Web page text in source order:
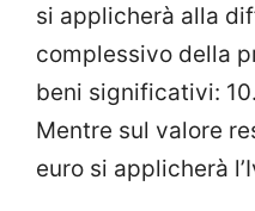
si applicherà alla
complessivo della
beni significativi:
Mentre sul valore
euro si applicherà